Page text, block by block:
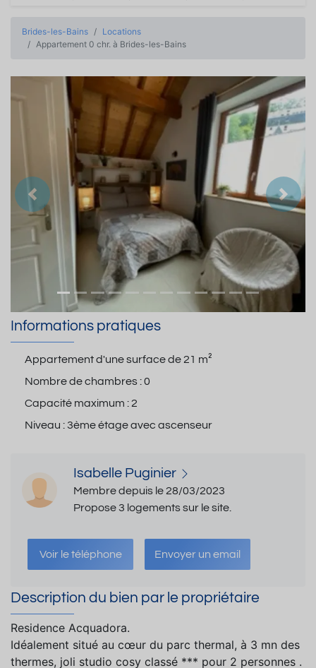
Brides-les-Bains
Locations
Appartement 0 chr. à Brides-les-Bains
Précedent
Informations pratiques
Appartement d'une surface de21 m²
Nombre de chambres :0
Capacité maximum :2
Niveau :3ème étage avec ascenseur
Isabelle Puginier
Membre depuis le 28/03/2023
Propose 3 logements sur le site.
Voir le téléphone Envoyer un email
Description du bien par le propriétaire
Residence Acquadora.
Idéalement situé au cœur du parc thermal, à 3 mn des
thermes, joli studio cosy classé *** pour 2 personnes .